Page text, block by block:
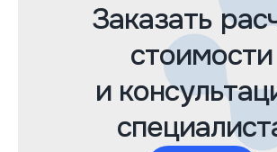
Заказать
стоимости
и